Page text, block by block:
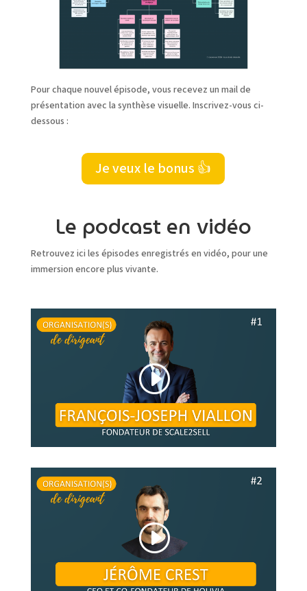
Pour chaque nouvel épisode, vous recevez un mail de
présentation avec la synthèse visuelle. Inscrivez-vous ci-
dessous :
Je veux le bonus 👍
Le podcast en vidéo
Retrouvez ici les épisodes enregistrés en vidéo, pour une
immersion encore plus vivante.